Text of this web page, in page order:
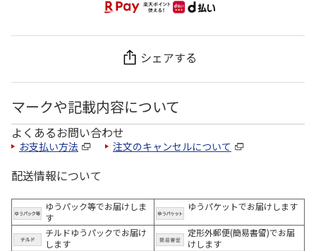
シェアする
マークや記載内容について
よくあるお問い合わせ
お支払い方法 注文のキャンセルについて
配送情報について
ゆうパック等でお届けしま
す
ゆうパケットでお届けします
チルドゆうパックでお届け
します
定形外郵便(簡易書留)でお届
けします